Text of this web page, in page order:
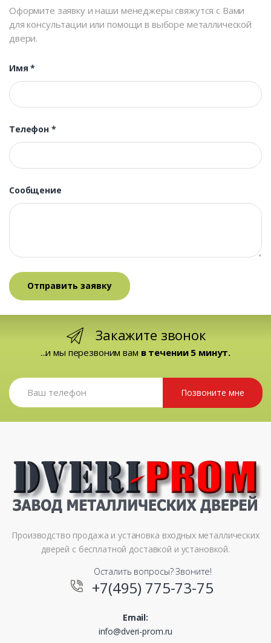
Оформите заявку и наши менеджеры свяжутся с Вами
для консультации или помощи в выборе металлической
двери.
Имя*
Телефон *
Сообщение
Закажите звонок
...и мы перезвоним вам в течении 5 минут.
Позвоните мне
Производство продажа и установка входных металлических
дверей с бесплатной доставкой и установкой.
Осталить вопросы? Звоните!
+7(495) 775-73-75
Email:
info@dveri-prom.ru